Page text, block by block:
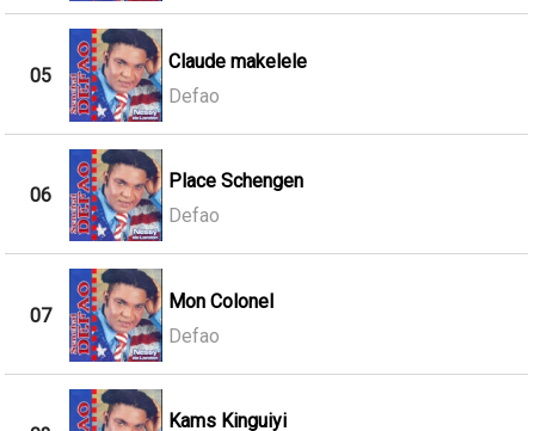
05
Claude makelele
Defao
06
Place Schengen
Defao
07
Mon Colonel
Defao
Kams Kinguiyi